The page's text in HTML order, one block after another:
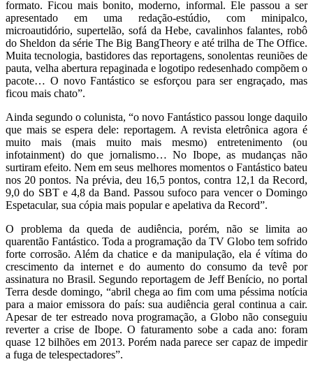
formato. Ficou mais bonito, moderno, informal. Ele passou a ser
apresentado em uma redação-estúdio, com minipalco,
microautidório, supertelão, sofá da Hebe, cavalinhos falantes, robô
do Sheldon da série The Big BangTheory e até trilha de The Office.
Muita tecnologia, bastidores das reportagens, sonolentas reuniões de
pauta, velha abertura repaginada e logotipo redesenhado compõem o
pacote… O novo Fantástico se esforçou para ser engraçado, mas
ficou mais chato”.
Ainda segundo o colunista, “o novo Fantástico passou longe daquilo
que mais se espera dele: reportagem. A revista eletrônica agora é
muito mais (mais muito mais mesmo) entretenimento (ou
infotainment) do que jornalismo… No Ibope, as mudanças não
surtiram efeito. Nem em seus melhores momentos o Fantástico bateu
nos 20 pontos. Na prévia, deu 16,5 pontos, contra 12,1 da Record,
9,0 do SBT e 4,8 da Band. Passou sufoco para vencer o Domingo
Espetacular, sua cópia mais popular e apelativa da Record”.
O problema da queda de audiência, porém, não se limita ao
quarentão Fantástico. Toda a programação da TV Globo tem sofrido
forte corrosão. Além da chatice e da manipulação, ela é vítima do
crescimento da internet e do aumento do consumo da tevê por
assinatura no Brasil. Segundo reportagem de Jeff Benício, no portal
Terra desde domingo, “abril chega ao fim com uma péssima notícia
para a maior emissora do país: sua audiência geral continua a cair.
Apesar de ter estreado nova programação, a Globo não conseguiu
reverter a crise de Ibope. O faturamento sobe a cada ano: foram
quase 12 bilhões em 2013. Porém nada parece ser capaz de impedir
a fuga de telespectadores”.